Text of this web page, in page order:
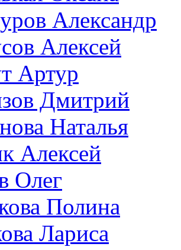
Александр
Алексей
Артур
Дмитрий
Наталья
Алексей
Олег
Полина
Лариса